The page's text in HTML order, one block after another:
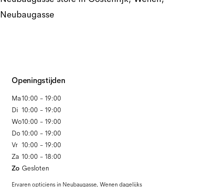
Openingstijden
Ma
Di
Wo
Do
Vr
Za
Zo
10:00 - 19:00
10:00 - 19:00
10:00 - 19:00
10:00 - 19:00
10:00 - 19:00
10:00 - 18:00
Gesloten
Ervaren opticiens in Neubaugasse, Wenen dagelijks